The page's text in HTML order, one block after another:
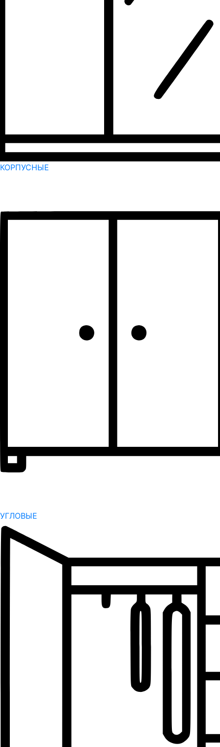
КОРПУСНЫЕ
УГЛОВЫЕ